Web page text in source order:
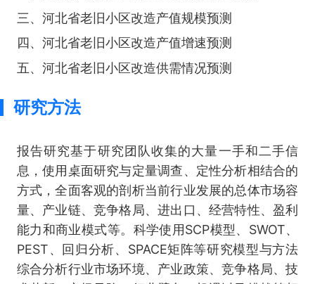
三、河北省老旧小区改造产值规模预测
四、河北省老旧小区改造产值增速预测
五、河北省老旧小区改造供需情况预测
研究方法
报告研究基于研究团队收集的大量一手和二手信
息，使用桌面研究与定量调查、定性分析相结合的
方式，全面客观的剖析当前行业发展的总体市场容
量、产业链、竞争格局、进出口、经营特性、盈利
能力和商业模式等。科学使用SCP模型、SWOT、
PEST、回归分析、SPACE矩阵等研究模型与方法
综合分析行业市场环境、产业政策、竞争格局、技